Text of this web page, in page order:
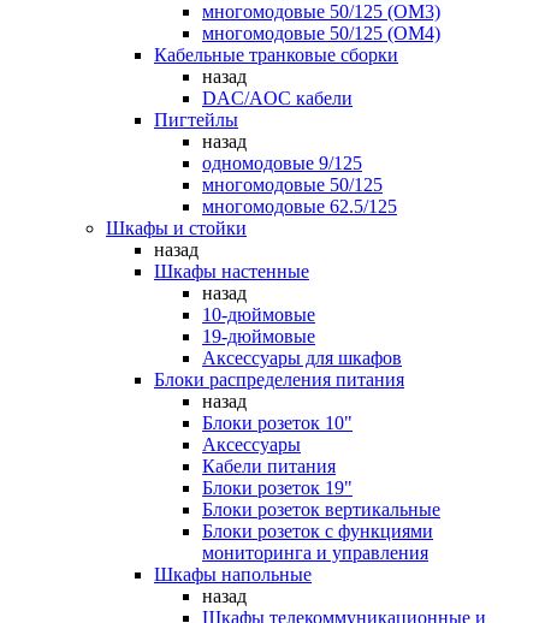
многомодовые 50/125 (OM3)
многомодовые 50/125 (OM4)
Кабельные транковые сборки
назад
DAC/AOC кабели
Пигтейлы
назад
одномодовые 9/125
многомодовые 50/125
многомодовые 62.5/125
Шкафы и стойки
назад
Шкафы настенные
назад
10-дюймовые
19-дюймовые
Аксессуары для шкафов
Блоки распределения питания
назад
Блоки розеток 10"
Аксессуары
Кабели питания
Блоки розеток 19"
Блоки розеток вертикальные
Блоки розеток с функциями
мониторинга и управления
Шкафы напольные
назад
Шкафы телекоммуникационные и